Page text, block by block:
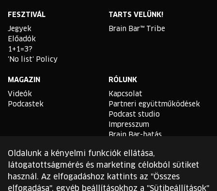
FESZTIVÁL
Jegyek
Előadók
1+1=3?
'No list' Policy
TARTS VELÜNK!
Brain Bar™ Tribe
MAGAZIN
Videók
Podcastek
RÓLUNK
Kapcsolat
Partneri együttműködések
Podcast studio
Impresszum
Brain Bar-hatás
TLDR
Általános Szerződési
Feltételek
Oldalunk a kényelmi funkciók ellátása,
látogatottságmérés és marketing célokból sütiket
használ. Az elfogadáshoz kattints az "Összes
elfogadása", egyéb beállításokhoz a "Sütibeállítások"